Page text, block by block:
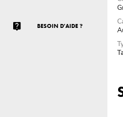
BESOIN D'AIDE ?